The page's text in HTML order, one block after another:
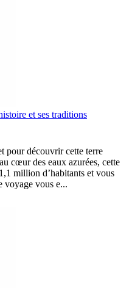
et ses traditions
pour découvrir cette terre
cœur des eaux azurées, cette
million d’habitants et vous
voyage vous e...